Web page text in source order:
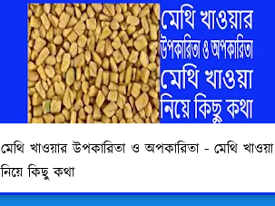
মেথি খাওয়ার উপকারিতা ও অপকারিতা - মেথি খাওয়া
নিয়ে কিছু কথা